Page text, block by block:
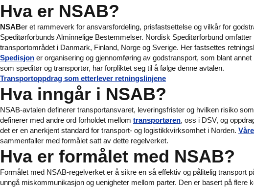
Hva er NSAB?
NSABer et rammeverk for ansvarsfordeling, prisfastsettelse og vilkår for
Speditørforbunds Alminnelige Bestemmelser. Nordisk Speditørforbund
transportområdet i Danmark, Finland, Norge og Sverige. Her fastsettes
Spedisjon er organisering og gjennomføring av godstransport, som blant annet
som speditør og transportør, har forpliktet seg til å følge denne avtalen.
Transportoppdrag som etterlever retningslinjene
Hva inngår i NSAB?
NSAB-avtalen definerer transportansvaret, leveringsfrister og hvilken risiko
definerer med andre ord forholdet mellom transportøren, oss i DSV, og
det er en anerkjent standard for transport- og logistikkvirksomhet i Norden.
sammenfaller med formålet satt av dette regelverket.
Hva er formålet med NSAB?
Formålet med NSAB-regelverket er å sikre en så effektiv og pålitelig transport
unngå miskommunikasjon og uenigheter mellom parter. Den er basert på flere